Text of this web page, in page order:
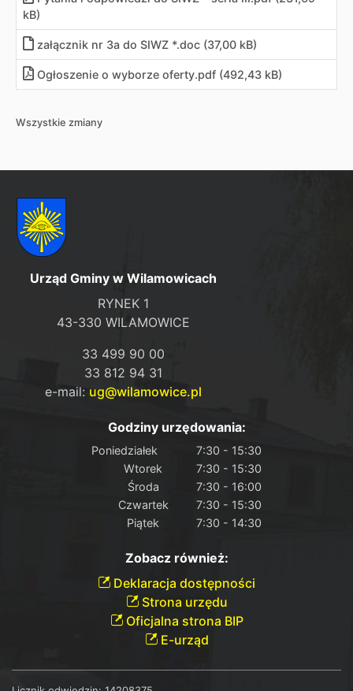
kB)
załącznik nr 3a do SIWZ *.doc (37,00 kB)
Ogłoszenie o wyborze oferty.pdf (492,43 kB)
Wszystkie zmiany
Urząd Gminy w Wilamowicach
RYNEK 1
43-330 WILAMOWICE
33 499 90 00
33 812 94 31
e-mail: ug@wilamowice.pl
Godziny urzędowania:
Poniedziałek
7:30 - 15:30
Wtorek
7:30 - 15:30
Środa
7:30 - 16:00
Czwartek
7:30 - 15:30
Piątek
7:30 - 14:30
Zobacz również:
Deklaracja dostępności
Strona urzędu
Oficjalna strona BIP
E-urząd